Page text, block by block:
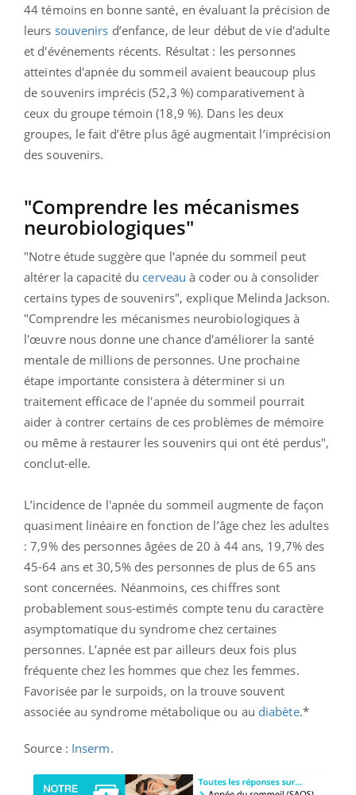
44 témoins en bonne santé, en évaluant la précision de
leurs souvenirs d’enfance, de leur début de vie d'adulte
et d'événements récents. Résultat : les personnes
atteintes d'apnée du sommeil avaient beaucoup plus
de souvenirs imprécis (52,3 %) comparativement à
ceux du groupe témoin (18,9 %). Dans les deux
groupes, le fait d’être plus âgé augmentait l’imprécision
des souvenirs.
"Comprendre les mécanismes
neurobiologiques"
"Notre étude suggère que l'apnée du sommeil peut
altérer la capacité du cerveau à coder ou à consolider
certains types de souvenirs", explique Melinda Jackson.
"Comprendre les mécanismes neurobiologiques à
l'œuvre nous donne une chance d'améliorer la santé
mentale de millions de personnes. Une prochaine
étape importante consistera à déterminer si un
traitement efficace de l'apnée du sommeil pourrait
aider à contrer certains de ces problèmes de mémoire
ou même à restaurer les souvenirs qui ont été perdus",
conclut-elle.
L’incidence de l'apnée du sommeil augmente de façon
quasiment linéaire en fonction de l’âge chez les adultes
: 7,9% des personnes âgées de 20 à 44 ans, 19,7% des
45-64 ans et 30,5% des personnes de plus de 65 ans
sont concernées. Néanmoins, ces chiffres sont
probablement sous-estimés compte tenu du caractère
asymptomatique du syndrome chez certaines
personnes. L’apnée est par ailleurs deux fois plus
fréquente chez les hommes que chez les femmes.
Favorisée par le surpoids, on la trouve souvent
associée au syndrome métabolique ou au diabète.*
Source : Inserm.